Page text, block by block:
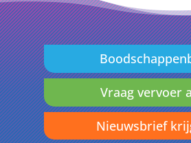
Vraag vervoer
Nieuwsbrief